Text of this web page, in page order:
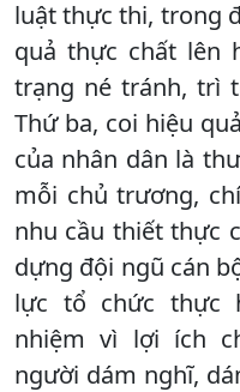
luật thực thi, trong
quả thực chất lên
trạng né tránh, trì
Thứ ba, coi hiệu
của nhân dân là
mỗi chủ trương,
nhu cầu thiết thực
dựng đội ngũ cán
lực tổ chức thực
nhiệm vì lợi ích
người dám nghĩ,